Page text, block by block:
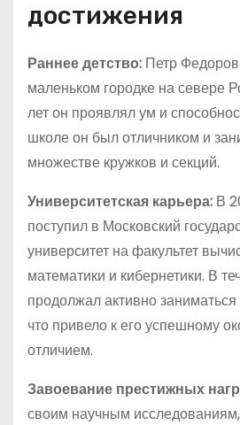
достижения
Раннее детство: Петр
маленьком городке на севере
лет он проявлял ум и
школе он был отличником и
множестве кружков и секций.
Университетская карьера: В
поступил в Московский
университет на факультет
математики и кибернетики. В
продолжал активно
что привело к его успешному
отличием.
Завоевание престижных
своим научным